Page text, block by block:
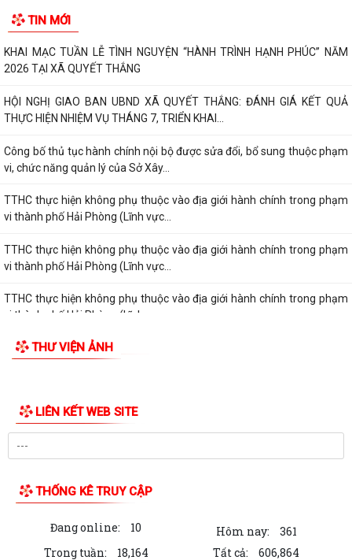
TIN MỚI
KHAI MẠC TUẦN LỄ TÌNH NGUYỆN “HÀNH TRÌNH HẠNH PHÚC” NĂM
2026 TẠI XÃ QUYẾT THẮNG
HỘI NGHỊ GIAO BAN UBND XÃ QUYẾT THẮNG: ĐÁNH GIÁ KẾT QUẢ
THỰC HIỆN NHIỆM VỤ THÁNG 7, TRIỂN KHAI...
Công bố thủ tục hành chính nội bộ được sửa đổi, bổ sung thuộc phạm
vi, chức năng quản lý của Sở Xây...
TTHC thực hiện không phụ thuộc vào địa giới hành chính trong phạm
vi thành phố Hải Phòng (Lĩnh vực...
TTHC thực hiện không phụ thuộc vào địa giới hành chính trong phạm
vi thành phố Hải Phòng (Lĩnh vực...
TTHC thực hiện không phụ thuộc vào địa giới hành chính trong phạm
vi thành phố Hải Phòng (Lĩnh vực...
THƯ VIỆN ẢNH